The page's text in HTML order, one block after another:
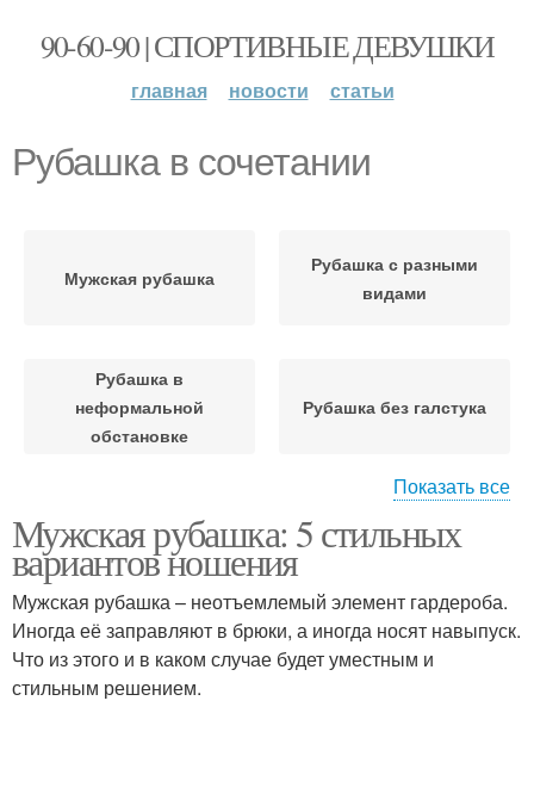
90-60-90 | СПОРТИВНЫЕ ДЕВУШКИ
главная новости статьи
Рубашка в сочетании
Мужская рубашка
Рубашка с разными
видами
Рубашка в
неформальной
обстановке
Рубашка без галстука
Рубашка в зависимости Белая рубашка
Синяя рубашка Черная рубашка
Показать все
Мужская рубашка: 5 стильных
вариантов ношения
Мужская рубашка – неотъемлемый элемент гардероба.
Иногда её заправляют в брюки, а иногда носят навыпуск.
Что из этого и в каком случае будет уместным и
стильным решением.